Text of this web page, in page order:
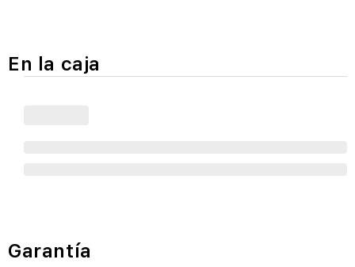
En la caja
Garantía